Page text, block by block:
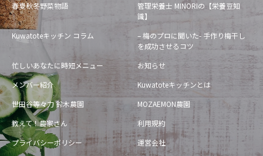
春夏秋冬野菜物語
管理栄養士 MINORIの【栄養豆知
識】
Kuwatoteキッチン コラム
– 梅のプロに聞いた- 手作り梅干し
を成功させるコツ
忙しいあなたに時短メニュー
お知らせ
メンバー紹介
Kuwatoteキッチンとは
世田谷等々力 鈴木農園
MOZAEMON農園
教えて！農家さん
利用規約
プライバシーポリシー
運営会社